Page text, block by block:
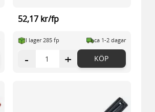
52,17 kr/fp
I lager 285 fp ca 1-2 dagar
- + KÖP